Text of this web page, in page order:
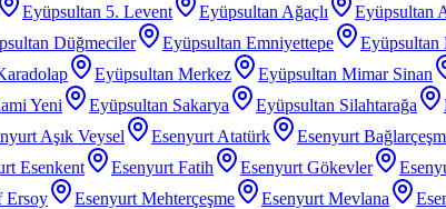
Eyüpsultan 5. Levent Eyüpsultan Ağaçlı Eyüpsultan
Düğmeciler Eyüpsultan Emniyettepe Eyüpsultan
Eyüpsultan Merkez Eyüpsultan Mimar Sinan
Yeni Eyüpsultan Sakarya Eyüpsultan Silahtarağa
Aşık Veysel Esenyurt Atatürk Esenyurt
Esenkent Esenyurt Fatih Esenyurt Gökevler
Ersoy Esenyurt Mehterçeşme Esenyurt Mevlana